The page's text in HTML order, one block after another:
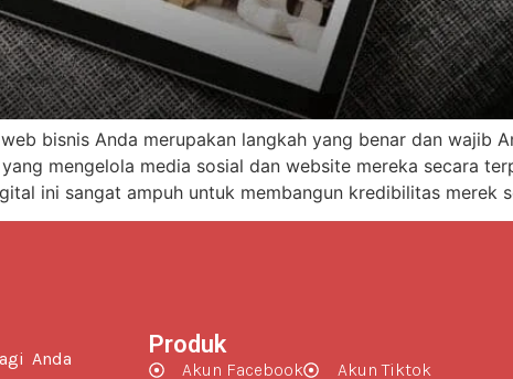
bisnis Anda merupakan langkah yang benar dan wajib
mengelola media sosial dan website mereka secara
ini sangat ampuh untuk membangun kredibilitas
Anda
Produk
Akun Facebook Akun Tiktok